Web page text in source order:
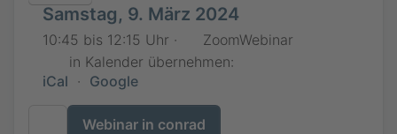
Samstag, 9. März 2024
10:45 bis 12:15 Uhr ·
ZoomWebinar
in Kalender übernehmen:
iCal · Google
Webinar in conrad